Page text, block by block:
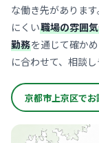
な働き先がありま
にくい職場の雰囲
勤務を通じて確か
に合わせて、相談
京都市上京区で